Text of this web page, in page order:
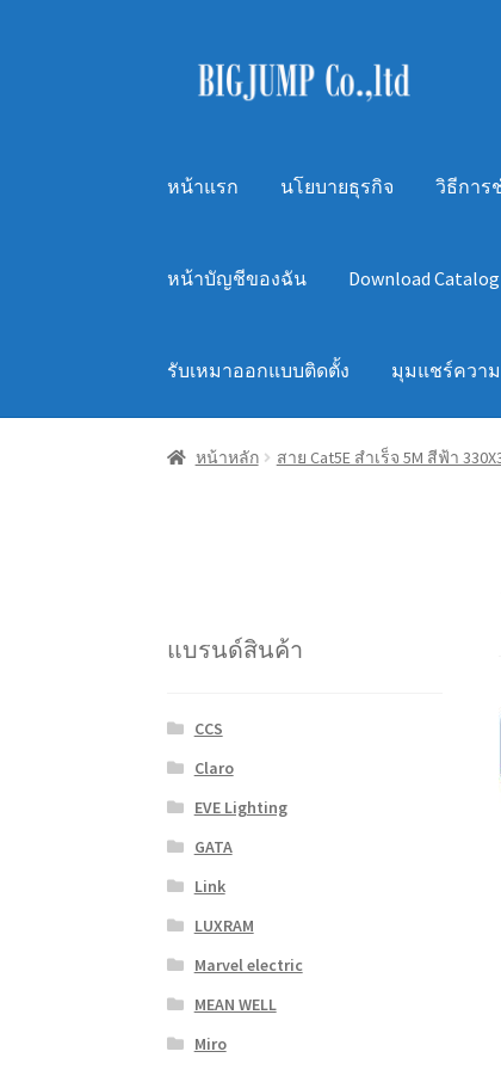
Skip
Skip
หน้าแรก นโยบายธุรกิจ วิธีการ
หน้าบัญชีของฉัน Download Catalog
รับเหมาออกแบบติดตั้ง มุมแชร์ควา
หน้าหลัก สาย Cat5E สำเร็จ 5M สีฟ้า
แบรนด์สินค้า
CCS
Claro
EVE Lighting
GATA
Link
LUXRAM
Marvel electric
MEAN WELL
Miro